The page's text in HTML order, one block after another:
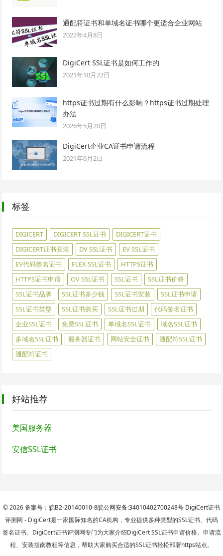
通配符证书和单域名证书哪个更适合企业网站
2022年4月8日
DigiCert SSL证书是如何工作的
2021年10月22日
https证书过期有什么影响？https证书过期处理
办法
2026年5月20日
DigiCert企业CA证书申请流程
2021年6月2日
标签
DIGICERT DIGICERT SSL证书
DIGICERT证书
DIGICERT证书安装
DV SSL证书
EV SSL证书
EV代码签名证书
FLEX SSL证书
HTTPS证书
HTTPS证书申请
OV SSL证书 SSL证书
SSL证书价格
SSL证书品牌
SSL证书多少钱 SSL证书安装
SSL证书申请
SSL证书类型
SSL证书购买 SSL证书过期
代码签名证书
企业SSL证书
免费SSL证书 单域名SSL证书
域名SSL证书
多域名SSL证书
服务器证书 网站安全证书
通配符SSL证书
通配符证书
好站推荐
美国服务器
安信SSL证书
© 2026备案号：皖B2-20140010-8皖公网安备:34010402700248号 DigiCert证书
评测网 - DigiCert是一家国际知名的CA机构，专业提供多种类型的SSL证书、代码
签名证书。DigiCert证书评测网专门为大家介绍DigiCert SSL证书申请价格、申请流
程、安装指南教程等信息，帮助大家购买合适的SSL证书轻松部署https站点。